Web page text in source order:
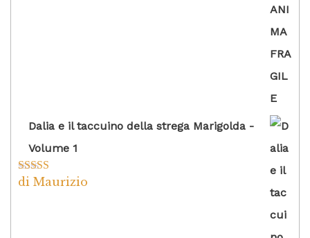
Dalia e il taccuino della strega Marigolda -
Volume 1
Valutato4
di Maurizio